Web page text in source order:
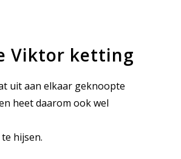
Viktor ketting
uit aan elkaar geknoopte
heet daarom ook wel
hijsen.